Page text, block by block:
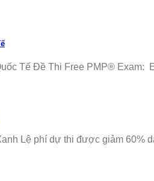
Tế Đề Thi Free PMP® Exam:
Lệ phí dự thi được giảm 60%